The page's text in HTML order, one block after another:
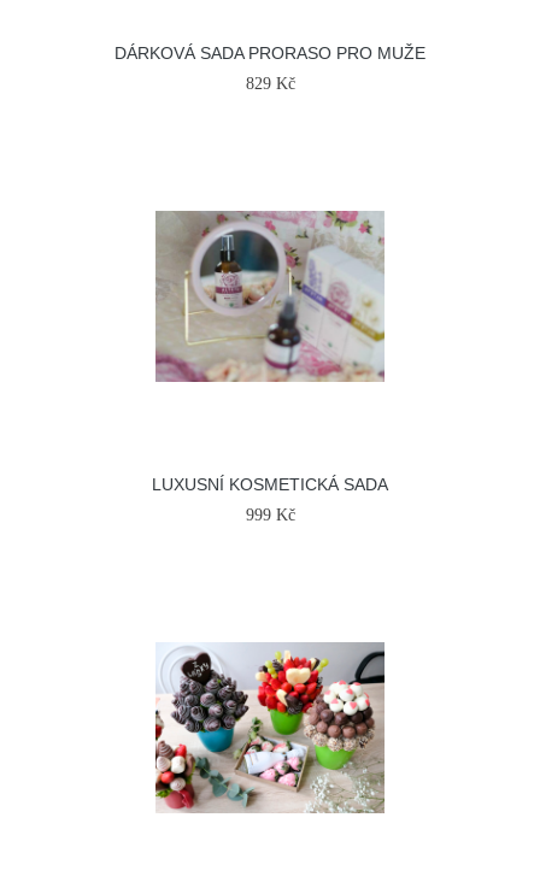
DÁRKOVÁ SADA PRORASO PRO MUŽE
829 Kč
LUXUSNÍ KOSMETICKÁ SADA
999 Kč